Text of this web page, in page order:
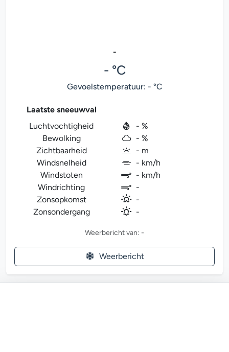
-
- °C
Gevoelstemperatuur: - °C
Laatste sneeuwval
Luchtvochtigheid
- %
Bewolking
- %
Zichtbaarheid
- m
Windsnelheid
- km/h
Windstoten
- km/h
Windrichting
-
Zonsopkomst
-
Zonsondergang
-
Weerbericht van: -
Weerbericht